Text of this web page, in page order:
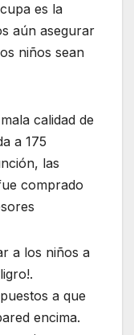
es la
aún asegurar
niños sean
calidad de
a 175
las
comprado
a los niños a
a que
encima.